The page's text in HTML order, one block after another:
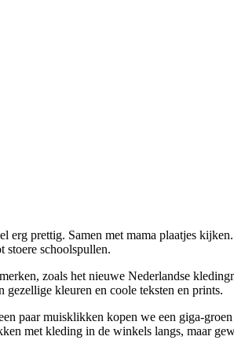
prettig. Samen met mama plaatjes
stoere schoolspullen.
zoals het nieuwe Nederlandse
kleuren en coole teksten en prints.
paar muisklikken kopen we een giga-
met kleding in de winkels langs, maar